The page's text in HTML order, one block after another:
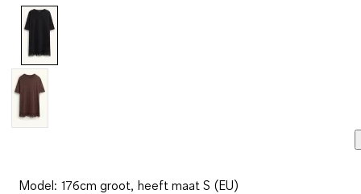
Model: 176cm groot, heeft maat S (EU)